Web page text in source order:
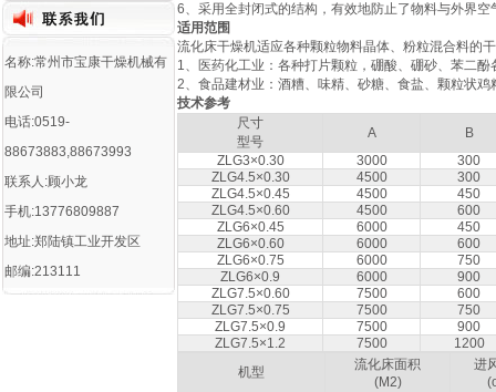
名称:常州市宝康干燥机械有
限公司
电话:0519-
88673883,88673993
联系人:顾小龙
手机:13776809887
地址:郑陆镇工业开发区
邮编:213111
6、采用全封闭式的结构，有效地防止了物料与外界
适用范围
流化床干燥机适应各种颗粒物料晶体、粉粒混合料的
1、医药化工业：各种打片颗粒，硼酸、硼砂、苯二酚
2、食品建材业：酒糟、味精、砂糖、食盐、颗粒状鸡
技术参考
尺寸
型号
A
B
ZLG3×0.30
3000
300
ZLG4.5×0.30
4500
300
ZLG4.5×0.45
4500
450
ZLG4.5×0.60
4500
600
ZLG6×0.45
6000
450
ZLG6×0.60
6000
600
ZLG6×0.75
6000
750
ZLG6×0.9
6000
900
ZLG7.5×0.60
7500
600
ZLG7.5×0.75
7500
750
ZLG7.5×0.9
7500
900
ZLG7.5×1.2
7500
1200
机型
流化床面积
(M2)
进